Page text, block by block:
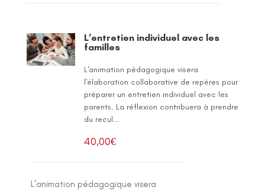
L’entretien individuel avec les
familles
L'animation pédagogique visera
l'élaboration collaborative de repères pour
préparer un entretien individuel avec les
parents. La réflexion contribuera à prendre
du recul...
40,00€
L'animation pédagogique visera